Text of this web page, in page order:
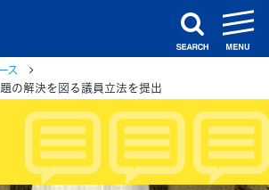
search
ス
の解決を図る議員立法を提出